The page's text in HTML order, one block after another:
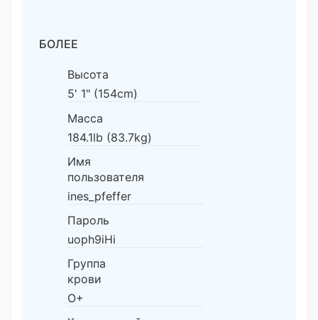
БОЛЕЕ
Высота
5' 1" (154cm)
Масса
184.1lb (83.7kg)
Имя
пользователя
ines_pfeffer
Пароль
uoph9iHi
Группа
крови
O+